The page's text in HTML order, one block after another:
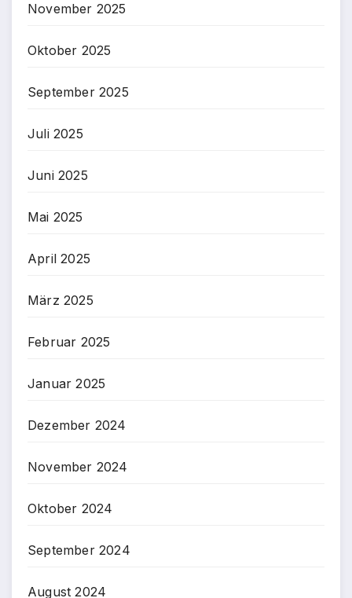
November 2025
Oktober 2025
September 2025
Juli 2025
Juni 2025
Mai 2025
April 2025
März 2025
Februar 2025
Januar 2025
Dezember 2024
November 2024
Oktober 2024
September 2024
August 2024